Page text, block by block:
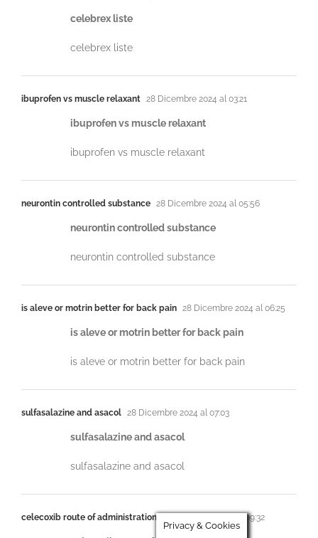
celebrex liste
celebrex liste
ibuprofen vs muscle relaxant 28 Dicembre 2024 al 03:21
ibuprofen vs muscle relaxant
ibuprofen vs muscle relaxant
neurontin controlled substance 28 Dicembre 2024 al 05:56
neurontin controlled substance
neurontin controlled substance
is aleve or motrin better for back pain 28 Dicembre 2024 al 06:25
is aleve or motrin better for back pain
is aleve or motrin better for back pain
sulfasalazine and asacol 28 Dicembre 2024 al 07:03
sulfasalazine and asacol
sulfasalazine and asacol
celecoxib route of administration 28 Dicembre 2024 al 09:32
Privacy & Cookies